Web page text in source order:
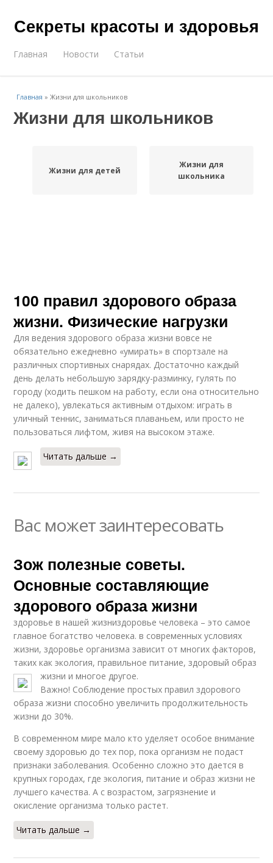
Секреты красоты и здоровья
Главная Новости Статьи
Главная »Жизни для школьников
Жизни для школьников
Жизни для детей
Жизни для
школьника
100 правил здорового образа
жизни. Физические нагрузки
Для ведения здорового образа жизни вовсе не
обязательно ежедневно «умирать» в спортзале на
различных спортивных снарядах. Достаточно каждый
день делать небольшую зарядку-разминку, гулять по
городу (ходить пешком на работу, если она относительно
не далеко), увлекаться активным отдыхом: играть в
уличный теннис, заниматься плаваньем, или просто не
пользоваться лифтом, живя на высоком этаже.
Читать дальше →
Вас может заинтересовать
Зож полезные советы.
Основные составляющие
здорового образа жизни
здоровье в нашей жизниздоровье человека – это самое
главное богатство человека. в современных условиях
жизни, здоровье организма зависит от многих факторов,
таких как экология, правильное питание, здоровый образ
жизни и многое другое.
Важно! Соблюдение простых правил здорового
образа жизни способно увеличить продолжительность
жизни до 30%.
В современном мире мало кто уделяет особое внимание
своему здоровью до тех пор, пока организм не подаст
признаки заболевания. Особенно сложно это дается в
крупных городах, где экология, питание и образ жизни не
лучшего качества. А с возрастом, загрязнение и
окисление организма только растет.
Читать дальше →